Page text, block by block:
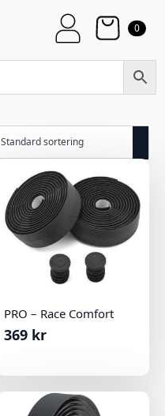
0
PRO – Race Comfort
369 kr